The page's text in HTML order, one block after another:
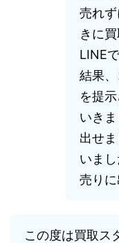
売れ
きに
LINE
結果
を提
いき
出せ
いま
売りに
この度は買取ス